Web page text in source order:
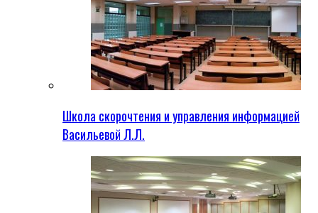
Школа скорочтения и управления информацией
Васильевой Л.Л.